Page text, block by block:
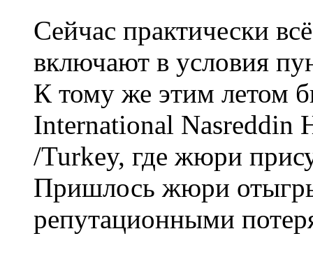
Сейчас практически
включают в условия
К тому же этим летом
International Nasreddin
/Turkey, где жюри
Пришлось жюри
репутационными